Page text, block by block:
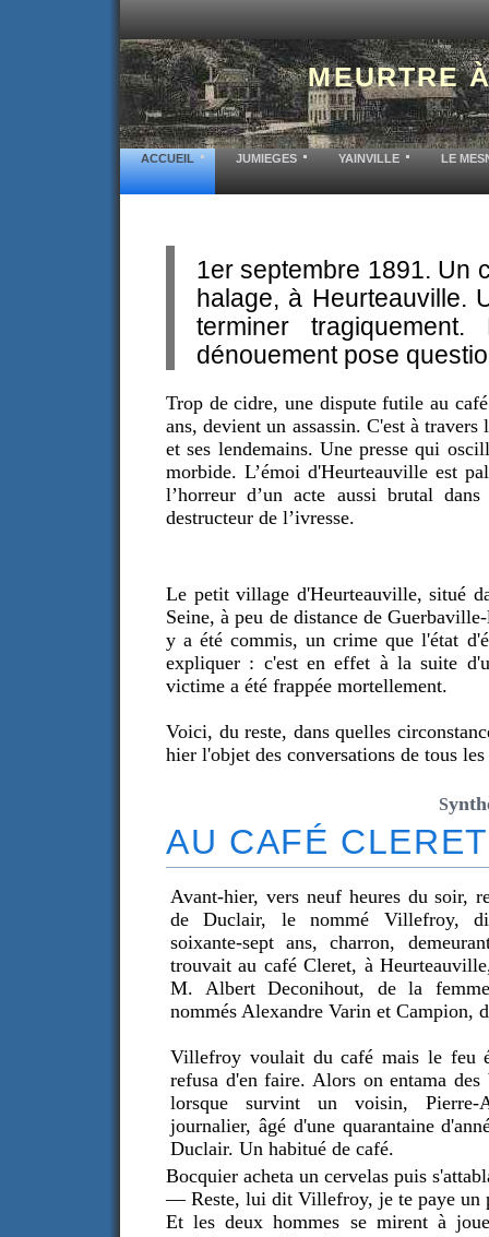
MEURTRE
ACCUEIL JUMIEGES YAINVILLE LE
1er septembre 1891. Un
halage, à Heurteauville.
terminer
dénouement pose
Trop de cidre, une dispute futile au
ans, devient un assassin. C'est à
et ses lendemains. Une presse qui
morbide. L’émoi d'Heurteauville est
l’horreur d’un acte aussi brutal
destructeur de l’ivresse.
Le petit village d'Heurteauville, situé
Seine, à peu de distance de
y a été commis, un crime que l'état
expliquer : c'est en effet à la suite
victime a été frappée mortellement.
Voici, du reste, dans quelles
hier l'objet des conversations de tous
S
AU CAFÉ CLERET
Avant-hier, vers neuf heures du soir,
de Duclair, le nommé Villefroy,
soixante-sept ans, charron,
trouvait au café Cleret, à
M. Albert Deconihout, de la
nommés Alexandre Varin et Campion,
Villefroy voulait du café mais le feu
refusa d'en faire. Alors on entama
lorsque survint un voisin, Pierre-
journalier, âgé d'une quarantaine
Duclair. Un habitué de café.
Bocquier acheta un cervelas puis
— Reste, lui dit Villefroy, je te paye un
Et les deux hommes se mirent à